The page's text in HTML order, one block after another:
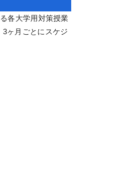
各大学用対策授業
ヶ月ごとにスケジ